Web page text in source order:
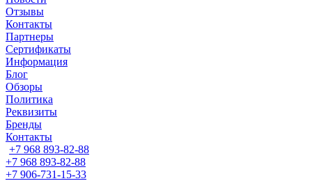
Отзывы
Контакты
Партнеры
Сертификаты
Информация
Блог
Обзоры
Политика
Реквизиты
Бренды
Контакты
+7 968 893-82-88
+7 968 893-82-88
+7 906-731-15-33